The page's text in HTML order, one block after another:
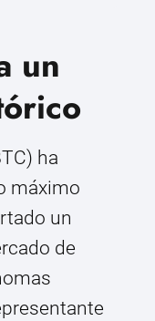
un
ha
máximo
un
de